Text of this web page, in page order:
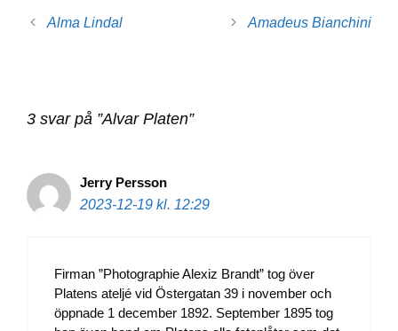
Alma Lindal Amadeus Bianchini
3 svar på ”Alvar Platen”
Jerry Persson
2023-12-19 kl. 12:29
Firman ”Photographie Alexiz Brandt” tog över
Platens ateljé vid Östergatan 39 i november och
öppnade 1 december 1892. September 1895 tog